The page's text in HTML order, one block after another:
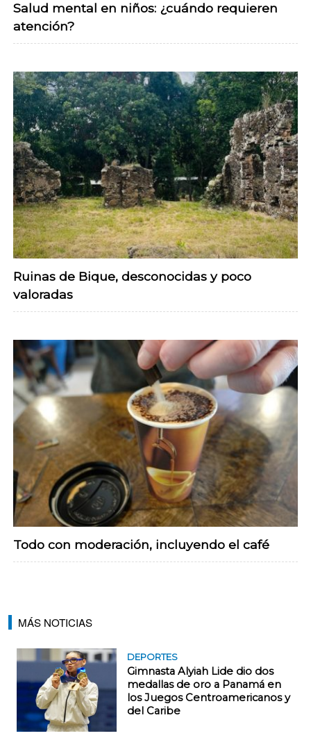
Salud mental en niños: ¿cuándo requieren
atención?
Ruinas de Bique, desconocidas y poco
valoradas
Todo con moderación, incluyendo el café
MÁS NOTICIAS
DEPORTES
Gimnasta Alyiah Lide dio dos
medallas de oro a Panamá en
los Juegos Centroamericanos y
del Caribe